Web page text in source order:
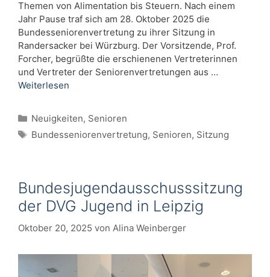
Themen von Alimentation bis Steuern. Nach einem
Jahr Pause traf sich am 28. Oktober 2025 die
Bundesseniorenvertretung zu ihrer Sitzung in
Randersacker bei Würzburg. Der Vorsitzende, Prof.
Forcher, begrüßte die erschienenen Vertreterinnen
und Vertreter der Seniorenvertretungen aus …
Weiterlesen
Kategorien
Neuigkeiten, Senioren
Schlagwörter
Bundesseniorenvertretung, Senioren, Sitzung
Bundesjugendausschusssitzung
der DVG Jugend in Leipzig
Oktober 20, 2025 von Alina Weinberger